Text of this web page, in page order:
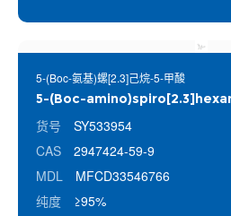
5-(Boc-氨基)螺[2.3]己烷-5-甲酸
5-(Boc-
货号
SY533954
CAS
2947424-59-9
MDL
MFCD33546766
纯度
≥95%